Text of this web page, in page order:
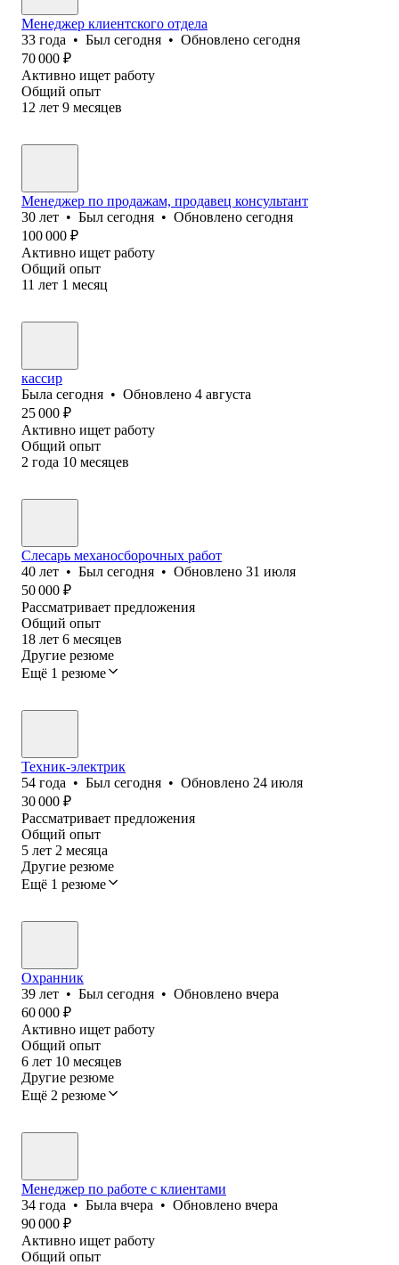
Менеджер клиентского отдела
33 года • Был сегодня • Обновлено сегодня
70 000 ₽
Активно ищет работу
Общий опыт
12 лет 9 месяцев
Менеджер по продажам, продавец консультант
30 лет • Был сегодня • Обновлено сегодня
100 000 ₽
Активно ищет работу
Общий опыт
11 лет 1 месяц
кассир
Была сегодня • Обновлено 4 августа
25 000 ₽
Активно ищет работу
Общий опыт
2 года 10 месяцев
Слесарь механосборочных работ
40 лет • Был сегодня • Обновлено 31 июля
50 000 ₽
Рассматривает предложения
Общий опыт
18 лет 6 месяцев
Другие резюме
Ещё 1 резюме
Техник-электрик
54 года • Был сегодня • Обновлено 24 июля
30 000 ₽
Рассматривает предложения
Общий опыт
5 лет 2 месяца
Другие резюме
Ещё 1 резюме
Охранник
39 лет • Был сегодня • Обновлено вчера
60 000 ₽
Активно ищет работу
Общий опыт
6 лет 10 месяцев
Другие резюме
Ещё 2 резюме
Менеджер по работе с клиентами
34 года • Была вчера • Обновлено вчера
90 000 ₽
Активно ищет работу
Общий опыт